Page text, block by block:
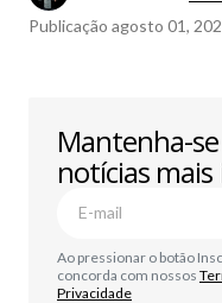
Publicação agosto 01,
Mantenha-
notícias
Ao pressionar o botão
concorda com nossos
Privacidade